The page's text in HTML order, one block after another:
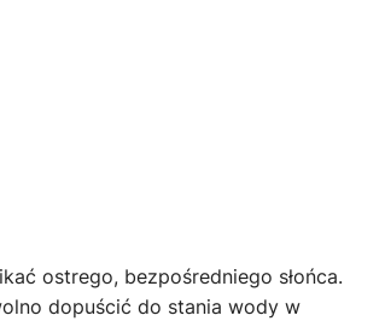
ostrego, bezpośredniego słońca.
dopuścić do stania wody w